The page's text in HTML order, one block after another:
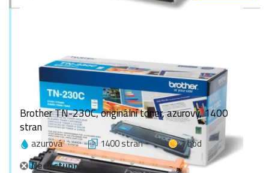
Brother TN-230C, originální toner, azurový, 1400
stran
azurová 1400 stran
1 bod
Nedostupné